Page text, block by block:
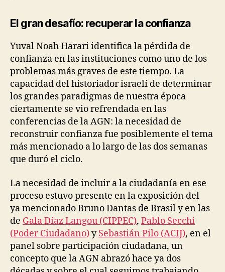
El gran desafío: recuperar la confianza
Yuval Noah Harari identifica la pérdida de
confianza en las instituciones como uno de los
problemas más graves de este tiempo. La
capacidad del historiador israelí de determinar
los grandes paradigmas de nuestra época
ciertamente se vio refrendada en las
conferencias de la AGN: la necesidad de
reconstruir confianza fue posiblemente el tema
más mencionado a lo largo de las dos semanas
que duró el ciclo.
La necesidad de incluir a la ciudadanía en ese
proceso estuvo presente en la exposición del
ya mencionado Bruno Dantas de Brasil y en las
de Gala Díaz Langou (CIPPEC), Pablo Secchi
(Poder Ciudadano)ySebastián Pilo (ACIJ), en el
panel sobre participación ciudadana, un
concepto que la AGN abrazó hace ya dos